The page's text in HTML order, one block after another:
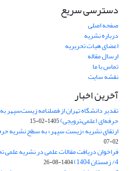
دسترسی سریع
صفحه اصلی
درباره نشریه
اعضای هیات تحریریه
ارسال مقاله
تماس با ما
نقشه سایت
آخرین اخبار
تقدیر دانشگاه تهران از فصلنامه زیست‌سپهر
حرفه‌ای (علمی–ترویجی)1405-02-15
ارتقای نشریه «زیست‌ سپهر» به سطح نشریه
02-07
فراخوان دریافت مقالات علمی در نشریه
4/ زمستان 1404) 1404-08-26